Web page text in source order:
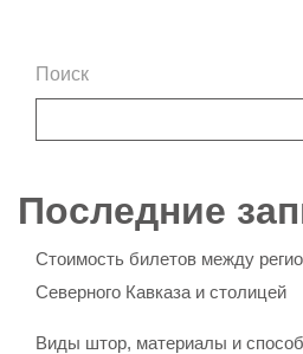
Поиск
Последние
Стоимость билетов между
Северного Кавказа и столицей
Виды штор, материалы и